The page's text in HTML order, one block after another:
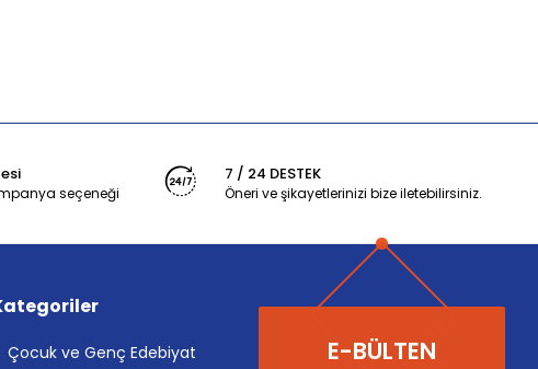
seçeneği
7 / 24 DESTEK
Öneri ve şikayetlerinizi bize iletebilirsiniz.
Çocuk ve Genç Edebiyat
E-BÜLTEN